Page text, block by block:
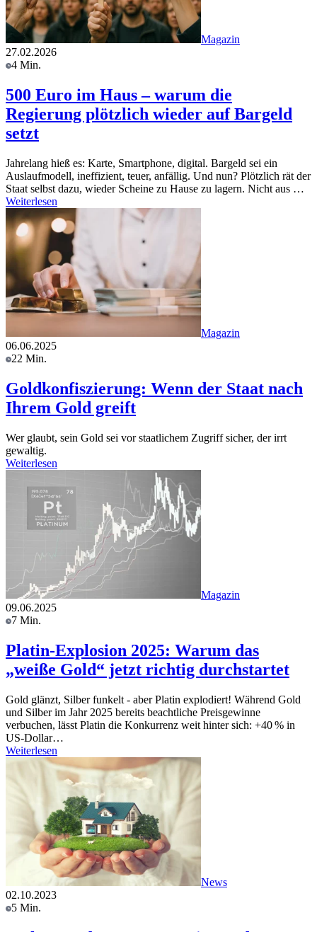
Magazin
27.02.2026
4 Min.
500 Euro im Haus – warum die
Regierung plötzlich wieder auf Bargeld
setzt
Jahrelang hieß es: Karte, Smartphone, digital. Bargeld sei ein
Auslaufmodell, ineffizient, teuer, anfällig. Und nun? Plötzlich rät der
Staat selbst dazu, wieder Scheine zu Hause zu lagern. Nicht aus …
Weiterlesen
Magazin
06.06.2025
22 Min.
Goldkonfiszierung: Wenn der Staat nach
Ihrem Gold greift
Wer glaubt, sein Gold sei vor staatlichem Zugriff sicher, der irrt
gewaltig.
Weiterlesen
Magazin
09.06.2025
7 Min.
Platin-Explosion 2025: Warum das
„weiße Gold“ jetzt richtig durchstartet
Gold glänzt, Silber funkelt - aber Platin explodiert! Während Gold
und Silber im Jahr 2025 bereits beachtliche Preisgewinne
verbuchen, lässt Platin die Konkurrenz weit hinter sich: +40 % in
US-Dollar…
Weiterlesen
News
02.10.2023
5 Min.